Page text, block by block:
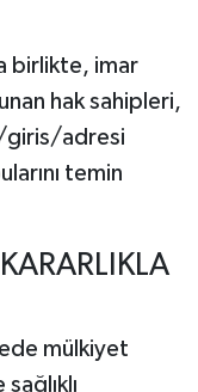
birlikte, imar
hak sahipleri,
adresi
temin
mülkiyet